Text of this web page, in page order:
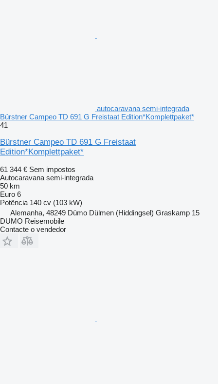
autocaravana semi-integrada
Bürstner Campeo TD 691 G Freistaat Edition*Komplettpaket*
41
Bürstner Campeo TD 691 G Freistaat
Edition*Komplettpaket*
61 344 € Sem impostos
Autocaravana semi-integrada
50 km
Euro 6
Potência 140 cv (103 kW)
Alemanha, 48249 Dümo Dülmen (Hiddingsel) Graskamp 15
DUMO Reisemobile
Contacte o vendedor